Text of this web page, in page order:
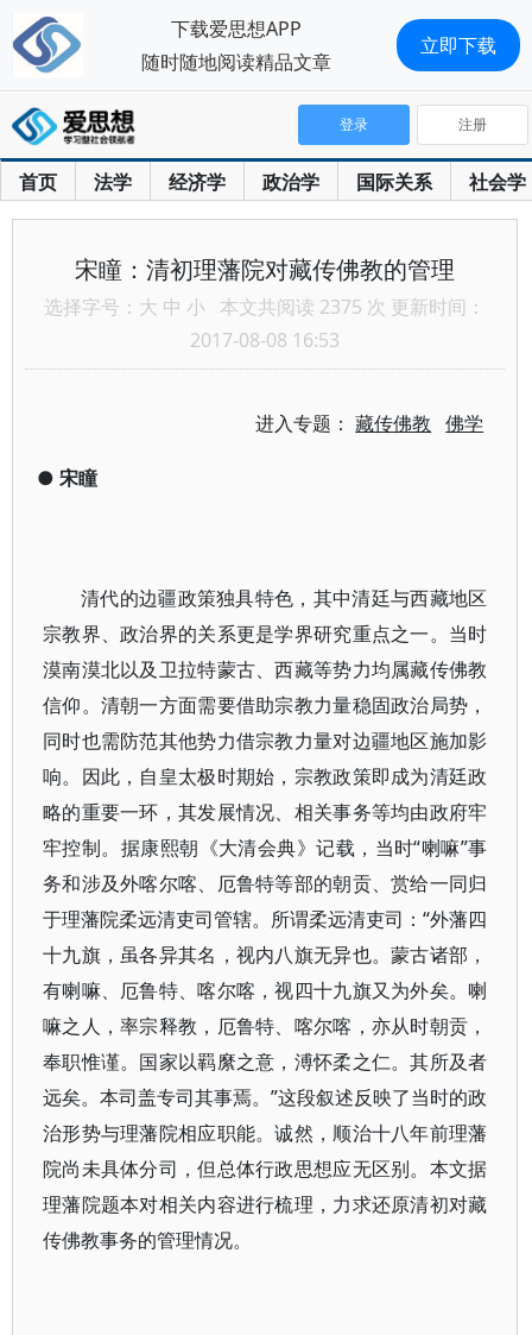
首页 法学 经济学 政治学 国际关系 社会学
登录 注册
宋瞳：清初理藩院对藏传佛教的管理
选择字号： 大 中 小 本文共阅读 2375 次 更新时间：
2017-08-08 16:53
进入专题：藏传佛教 佛学
● 宋瞳
清代的边疆政策独具特色，其中清廷与西藏地区
宗教界、政治界的关系更是学界研究重点之一。当时
漠南漠北以及卫拉特蒙古、西藏等势力均属藏传佛教
信仰。清朝一方面需要借助宗教力量稳固政治局势，
同时也需防范其他势力借宗教力量对边疆地区施加影
响。因此，自皇太极时期始，宗教政策即成为清廷政
略的重要一环，其发展情况、相关事务等均由政府牢
牢控制。据康熙朝《大清会典》记载，当时“喇嘛”事
务和涉及外喀尔喀、厄鲁特等部的朝贡、赏给一同归
于理藩院柔远清吏司管辖。所谓柔远清吏司：“外藩四
十九旗，虽各异其名，视内八旗无异也。蒙古诸部，
有喇嘛、厄鲁特、喀尔喀，视四十九旗又为外矣。喇
嘛之人，率宗释教，厄鲁特、喀尔喀，亦从时朝贡，
奉职惟谨。国家以羁縻之意，溥怀柔之仁。其所及者
远矣。本司盖专司其事焉。”这段叙述反映了当时的政
治形势与理藩院相应职能。诚然，顺治十八年前理藩
院尚未具体分司，但总体行政思想应无区别。本文据
理藩院题本对相关内容进行梳理，力求还原清初对藏
传佛教事务的管理情况。
下载爱思想APP
随时随地阅读精品文章
立即下载